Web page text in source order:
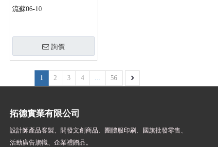
流蘇06-10
詢價
1 2 3 4 56
拓德實業有限公司
設計師產品客製、開發文創商品、團體服印刷、 國旗批發零售、
活動廣告旗幟、 企業禮贈品。